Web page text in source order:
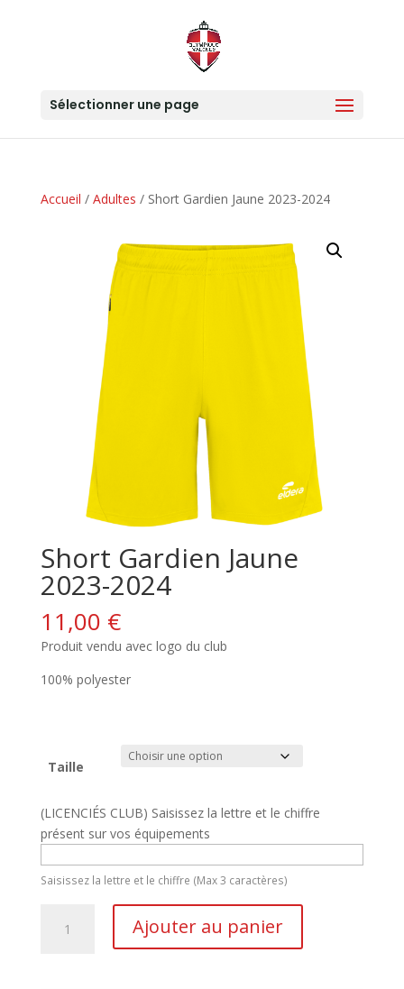
Sélectionner une page
Accueil / Adultes / Short Gardien Jaune 2023-2024
Short Gardien Jaune
2023-2024
11,00 €
Produit vendu avec logo du club
100% polyester
Taille
(LICENCIÉS CLUB) Saisissez la lettre et le chiffre
présent sur vos équipements
Saisissez la lettre et le chiffre (Max 3 caractères)
Ajouter au panier